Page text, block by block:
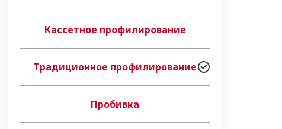
Кассетное профилирование
Традиционное профилирование
Пробивка